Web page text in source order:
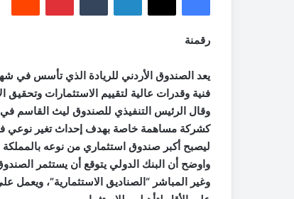
رقمنة
فنية وقدرات عالية لتقييم الاستثمارات وتحقيق
وقال الرئيس التنفيذي للصندوق ليث القاسم
كشركة مساهمة خاصة بهدف إحداث تغير نوعي في
ليصبح أكبر صندوق استثماري من نوعه بالمملكة